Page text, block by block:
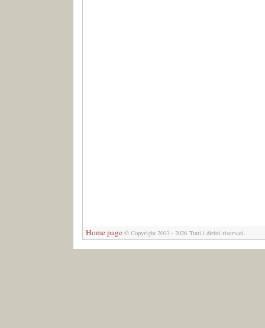
Home page © Copyright 2003 - 2026 Tutti i diritti riservati.